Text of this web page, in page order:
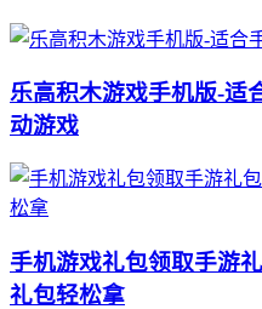
乐高积木游戏手机版-适
动游戏
手机游戏礼包领取手游
礼包轻松拿